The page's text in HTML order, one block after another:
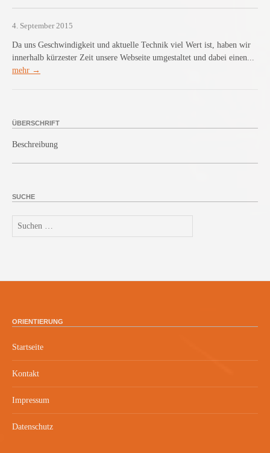
4. September 2015
Da uns Geschwindigkeit und aktuelle Technik viel Wert ist, haben wir
innerhalb kürzester Zeit unsere Webseite umgestaltet und dabei einen...
mehr →
ÜBERSCHRIFT
Beschreibung
SUCHE
Suchen
nach:
ORIENTIERUNG
Startseite
Kontakt
Impressum
Datenschutz